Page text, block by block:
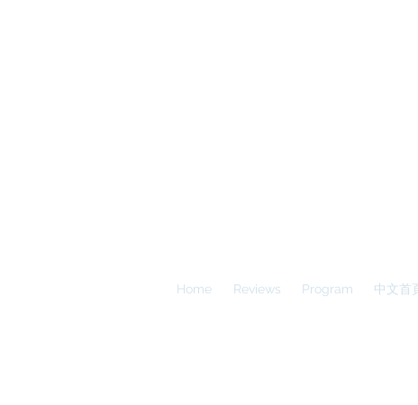
Home Reviews Program 中文首